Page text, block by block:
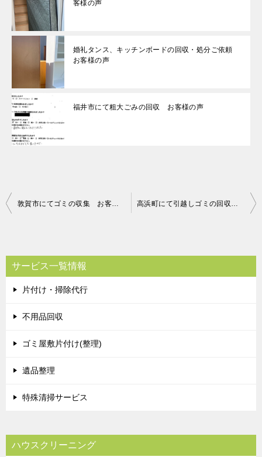
客様の声
婚礼タンス、キッチンボードの回収・処分ご依頼
お客様の声
福井市にて粗大ごみの回収 お客様の声
投
ビ
ゲ
ー
シ
サービス一覧情報
片付け・掃除代行
不用品回収
ゴミ屋敷片付け(整理)
遺品整理
特殊清掃サービス
ハウスクリーニング